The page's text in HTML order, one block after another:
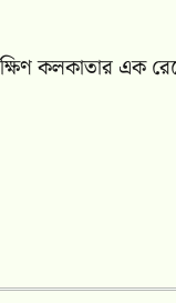
কলকাতার এক